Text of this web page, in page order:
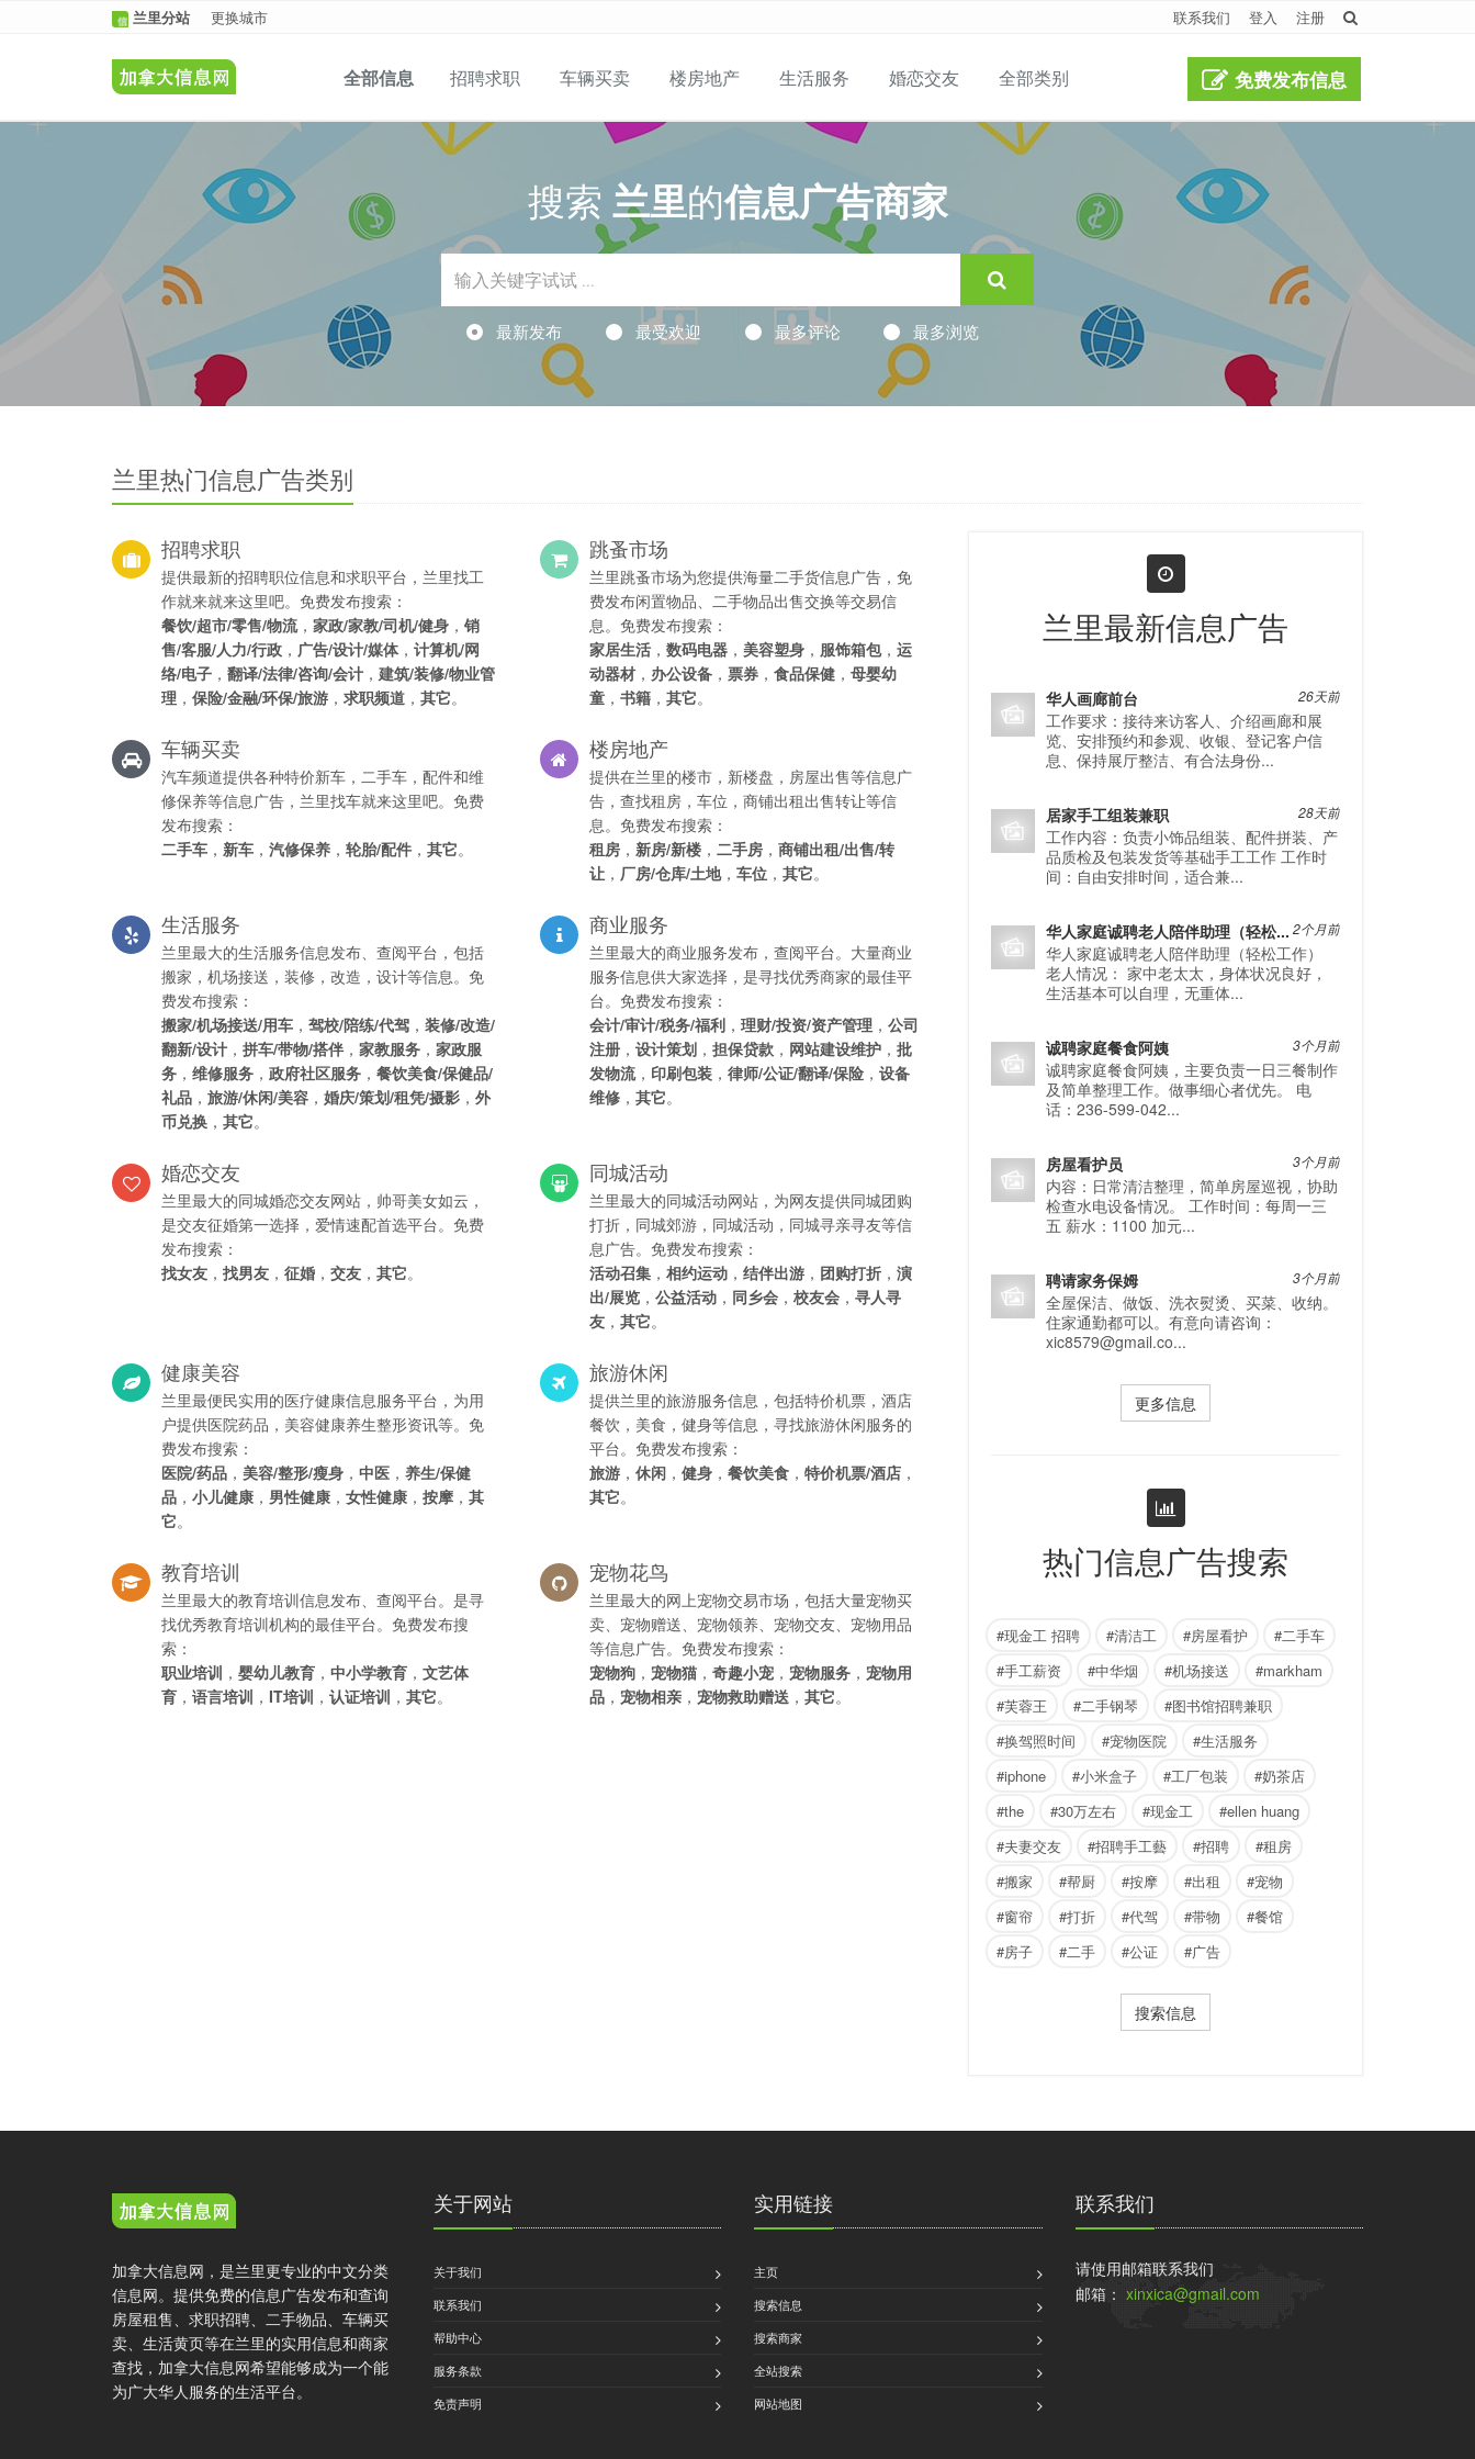
兰里分站 更换城市 联系我们 登入 注册
免费发布信息
全部信息 招聘求职 车辆买卖 楼房地产 生活服务 婚恋交友 全部类别
搜索 兰里的信息广告商家
最新发布 最受欢迎 最多评论 最多浏览
兰里热门信息广告类别
招聘求职
提供最新的招聘职位信息和求职平台，兰里找工
作就来就来这里吧。免费发布搜索：
餐饮/超市/零售/物流， 家政/家教/司机/健身 ， 销
售/客服/人力/行政 ， 广告/设计/媒体， 计算机/网
络/电子 ， 翻译/法律/咨询/会计 ， 建筑/装修/物业管
理 ， 保险/金融/环保/旅游 ， 求职频道 ， 其它。
跳蚤市场
兰里跳蚤市场为您提供海量二手货信息广告，免
费发布闲置物品、二手物品出售交换等交易信
息。免费发布搜索：
家居生活 ， 数码电器 ， 美容塑身 ， 服饰箱包， 运
动器材 ， 办公设备 ， 票券 ， 食品保健 ， 母婴幼
童 ， 书籍 ， 其它。
车辆买卖
汽车频道提供各种特价新车，二手车，配件和维
修保养等信息广告，兰里找车就来这里吧。免费
发布搜索：
二手车 ， 新车 ， 汽修保养 ， 轮胎/配件 ， 其它。
楼房地产
提供在兰里的楼市，新楼盘，房屋出售等信息广
告，查找租房，车位，商铺出租出售转让等信
息。免费发布搜索：
租房 ， 新房/新楼 ， 二手房 ， 商铺出租/出售/转
让 ， 厂房/仓库/土地， 车位 ， 其它。
生活服务
兰里最大的生活服务信息发布、查阅平台，包括
搬家，机场接送，装修，改造，设计等信息。免
费发布搜索：
搬家/机场接送/用车 ， 驾校/陪练/代驾 ， 装修/改造/
翻新/设计 ， 拼车/带物/搭伴 ， 家教服务 ， 家政服
务 ， 维修服务 ， 政府社区服务 ， 餐饮美食/保健品/
礼品 ， 旅游/休闲/美容 ， 婚庆/策划/租凭/摄影 ， 外
币兑换 ， 其它。
商业服务
兰里最大的商业服务发布，查阅平台。大量商业
服务信息供大家选择，是寻找优秀商家的最佳平
台。免费发布搜索：
会计/审计/税务/福利 ， 理财/投资/资产管理 ， 公司
注册 ， 设计策划 ， 担保贷款 ， 网站建设维护 ， 批
发物流， 印刷包装 ， 律师/公证/翻译/保险 ， 设备
维修 ， 其它。
婚恋交友
兰里最大的同城婚恋交友网站，帅哥美女如云，
是交友征婚第一选择，爱情速配首选平台。免费
发布搜索：
找女友 ， 找男友 ， 征婚 ， 交友 ， 其它。
同城活动
兰里最大的同城活动网站，为网友提供同城团购
打折，同城郊游，同城活动，同城寻亲寻友等信
息广告。免费发布搜索：
活动召集 ， 相约运动 ， 结伴出游 ， 团购打折 ， 演
出/展览 ， 公益活动 ， 同乡会 ， 校友会 ， 寻人寻
友 ， 其它。
健康美容
兰里最便民实用的医疗健康信息服务平台，为用
户提供医院药品，美容健康养生整形资讯等。免
费发布搜索：
医院/药品 ， 美容/整形/瘦身 ， 中医 ， 养生/保健
品 ， 小儿健康 ， 男性健康 ， 女性健康 ， 按摩 ， 其
它。
旅游休闲
提供兰里的旅游服务信息，包括特价机票，酒店
餐饮，美食，健身等信息，寻找旅游休闲服务的
平台。免费发布搜索：
旅游 ， 休闲 ， 健身 ， 餐饮美食 ， 特价机票/酒店 ，
其它。
教育培训
兰里最大的教育培训信息发布、查阅平台。是寻
找优秀教育培训机构的最佳平台。免费发布搜
索：
职业培训 ， 婴幼儿教育 ， 中小学教育 ， 文艺体
育 ， 语言培训 ， IT培训 ， 认证培训 ， 其它。
宠物花鸟
兰里最大的网上宠物交易市场，包括大量宠物买
卖、宠物赠送、宠物领养、宠物交友、宠物用品
等信息广告。免费发布搜索：
宠物狗 ， 宠物猫 ， 奇趣小宠 ， 宠物服务 ， 宠物用
品 ， 宠物相亲 ， 宠物救助赠送 ， 其它。
兰里最新信息广告
华人画廊前台 26天前
工作要求：接待来访客人、介绍画廊和展
览、安排预约和参观、收银、登记客户信
息、保持展厅整洁、有合法身份...
居家手工组装兼职 28天前
工作内容：负责小饰品组装、配件拼装、产
品质检及包装发货等基础手工工作 工作时
间：自由安排时间，适合兼...
华人家庭诚聘老人陪伴助理（轻松... 2个月前
华人家庭诚聘老人陪伴助理（轻松工作）
老人情况： 家中老太太，身体状况良好，
生活基本可以自理，无重体...
诚聘家庭餐食阿姨 3个月前
诚聘家庭餐食阿姨，主要负责一日三餐制作
及简单整理工作。做事细心者优先。 电
话：236-599-042...
房屋看护员 3个月前
内容：日常清洁整理，简单房屋巡视，协助
检查水电设备情况。 工作时间：每周一三
五 薪水：1100 加元...
聘请家务保姆 3个月前
全屋保洁、做饭、洗衣熨烫、买菜、收纳。
住家通勤都可以。有意向请咨询：
xic8579@gmail.co...
更多信息
热门信息广告搜索
#现金工 招聘 #清洁工 #房屋看护
#二手车
#手工薪资
#中华烟 #机场接送
#markham
#芙蓉王
#二手钢琴
#图书馆招聘兼职
#换驾照时间
#宠物医院
#生活服务
#iphone
#小米盒子 #工厂包装
#奶茶店
#the
#30万左右 #现金工
#ellen huang
#夫妻交友
#招聘手工藝 #招聘
#租房
#搬家
#帮厨 #按摩 #出租
#宠物
#窗帘
#打折 #代驾 #带物
#餐馆
#房子
#二手 #公证 #广告
搜索信息
加拿大信息网，是兰里更专业的中文分类
信息网。提供免费的信息广告发布和查询
房屋租售、求职招聘、二手物品、车辆买
卖、生活黄页等在兰里的实用信息和商家
查找，加拿大信息网希望能够成为一个能
为广大华人服务的生活平台。
关于网站
关于我们
联系我们
帮助中心
服务条款
免责声明
实用链接
主页
搜索信息
搜索商家
全站搜索
网站地图
联系我们
请使用邮箱联系我们
邮箱： xinxica@gmail.com